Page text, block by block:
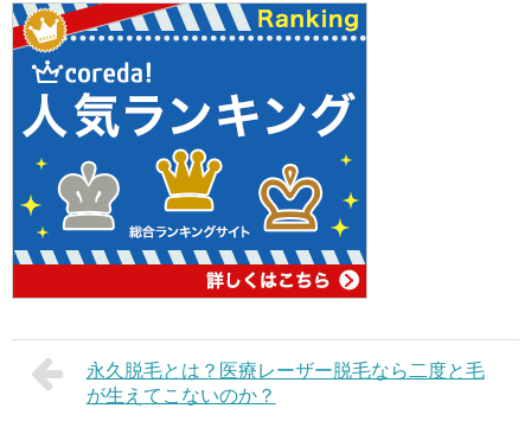
永久脱毛とは？医療レーザー脱毛なら二度と毛
が生えてこないのか？